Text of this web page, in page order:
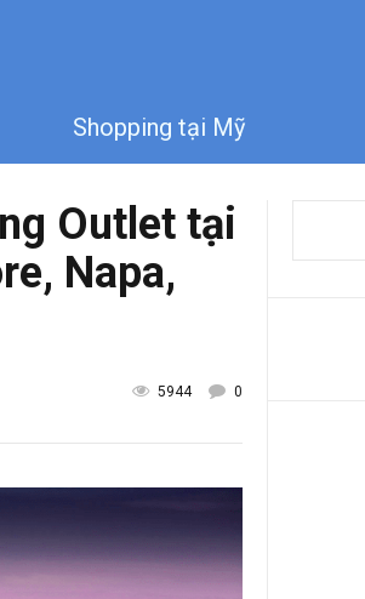
Shopping tại Mỹ
Outlet tại
Napa,
5944 0